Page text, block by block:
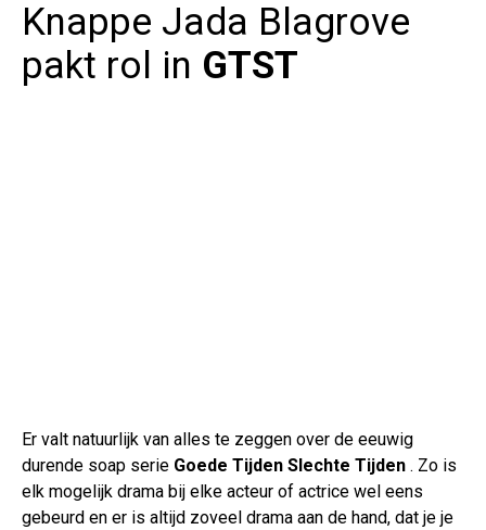
Knappe Jada Blagrove
pakt rol in GTST
Er valt natuurlijk van alles te zeggen over de eeuwig
durende soap serie Goede Tijden Slechte Tijden . Zo is
elk mogelijk drama bij elke acteur of actrice wel eens
gebeurd en er is altijd zoveel drama aan de hand, dat je je